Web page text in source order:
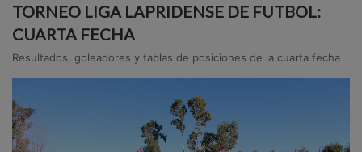
TORNEO LIGA LAPRIDENSE DE FUTBOL:
CUARTA FECHA
Resultados, goleadores y tablas de posiciones de la cuarta fecha